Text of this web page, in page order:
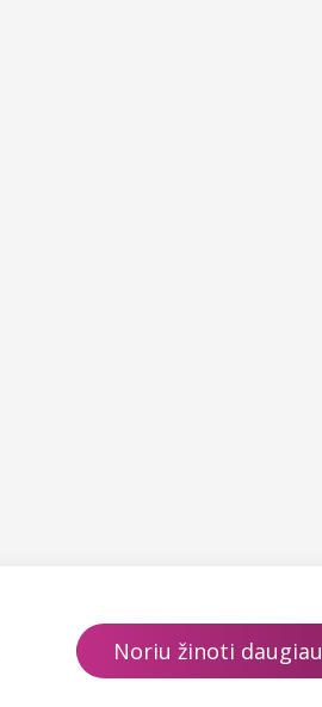
Noriu žinoti daugiau